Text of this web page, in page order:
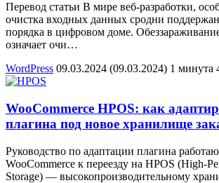
Перевод статьи В мире веб-разработки,
очистка входных данных сродни
порядка в цифровом доме.
означает очи…
WordPress 09.03.2024 (09.03.2024) 1 минута
WooCommerce HPOS: как
плагина под новое хранилище
Руководство по адаптации плагина
WooCommerce к переезду на HPOS (High-
Storage) — высокопроизводительному